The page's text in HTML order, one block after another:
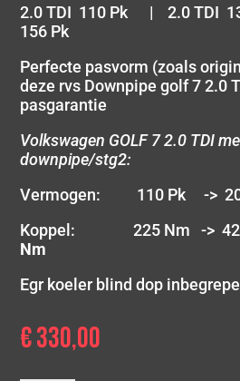
2.0 TDI 110 Pk | 2.0 TDI
156 Pk
Perfecte pasvorm (zoals
deze rvs Downpipe golf 7 2.0
pasgarantie
Volkswagen GOLF 7 2.0 TDI
downpipe/stg2:
Vermogen: 110 Pk -
Koppel: 225 Nm ->
Nm
Egr koeler blind dop
€330,00